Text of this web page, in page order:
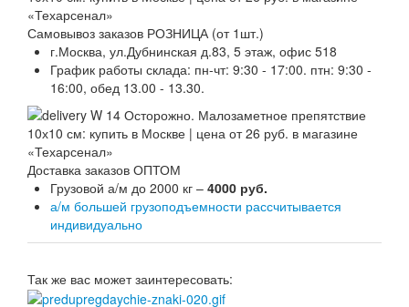
Самовывоз заказов РОЗНИЦА (от 1шт.)
г.Москва, ул.Дубнинская д.83, 5 этаж, офис 518
График работы склада: пн-чт: 9:30 - 17:00. птн: 9:30 -
16:00, обед 13.00 - 13.30.
Доставка заказов ОПТОМ
Грузовой а/м до 2000 кг – 4000 руб.
а/м большей грузоподъемности рассчитывается
индивидуально
Так же вас может заинтересовать: